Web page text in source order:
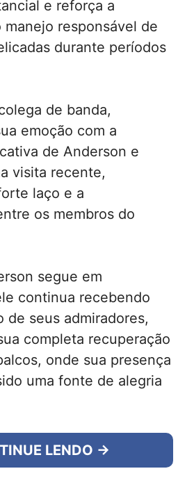
e reforça a
responsável de
durante períodos
de banda,
emoção com a
de Anderson e
visita recente,
laço e a
os membros do
segue em
continua recebendo
de seus admiradores,
completa recuperação
onde sua presença
uma fonte de alegria
LENDO →